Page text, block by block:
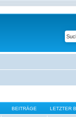
BEITRÄGE LETZTER